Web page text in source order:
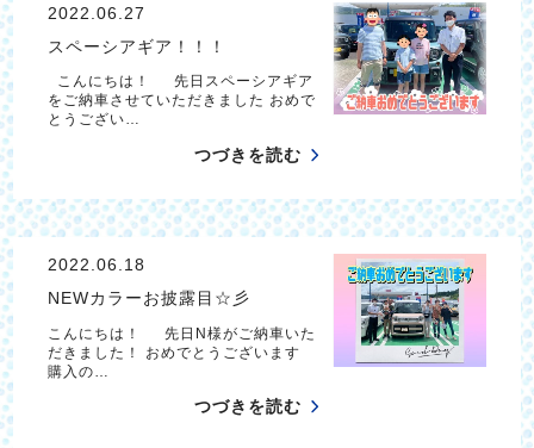
2022.06.27
スペーシアギア！！！
こんにちは！ 先日スペーシアギア
をご納車させていただきました おめで
とうござい…
つづきを読む
2022.06.18
NEWカラーお披露目☆彡
こんにちは！ 先日N様がご納車いた
だきました！ おめでとうございます
購入の…
つづきを読む